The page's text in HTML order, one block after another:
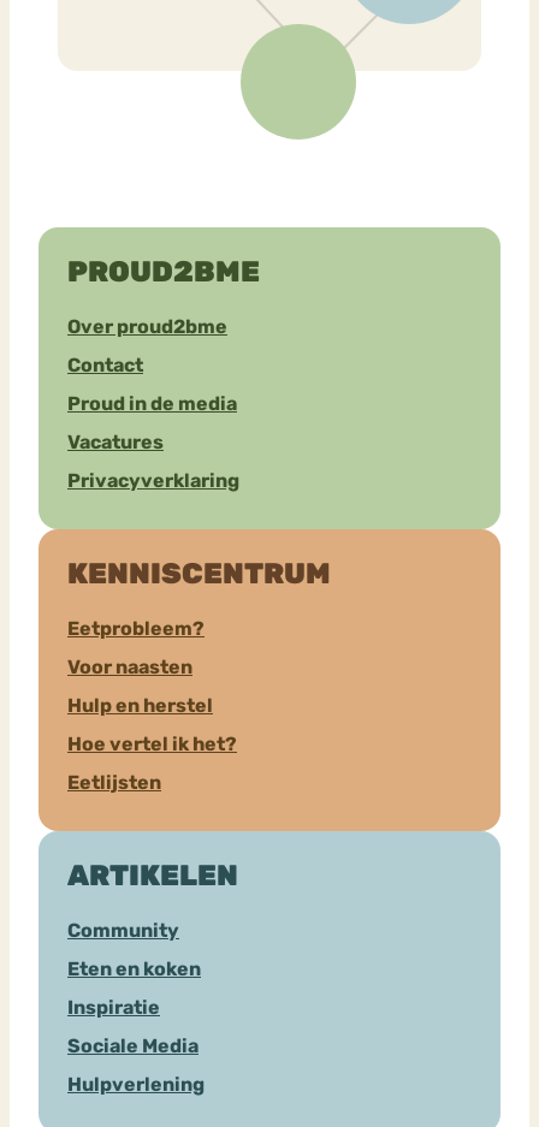
PROUD2BME
Over proud2bme
Contact
Proud in de media
Vacatures
Privacyverklaring
KENNISCENTRUM
Eetprobleem?
Voor naasten
Hulp en herstel
Hoe vertel ik het?
Eetlijsten
ARTIKELEN
Community
Eten en koken
Inspiratie
Sociale Media
Hulpverlening